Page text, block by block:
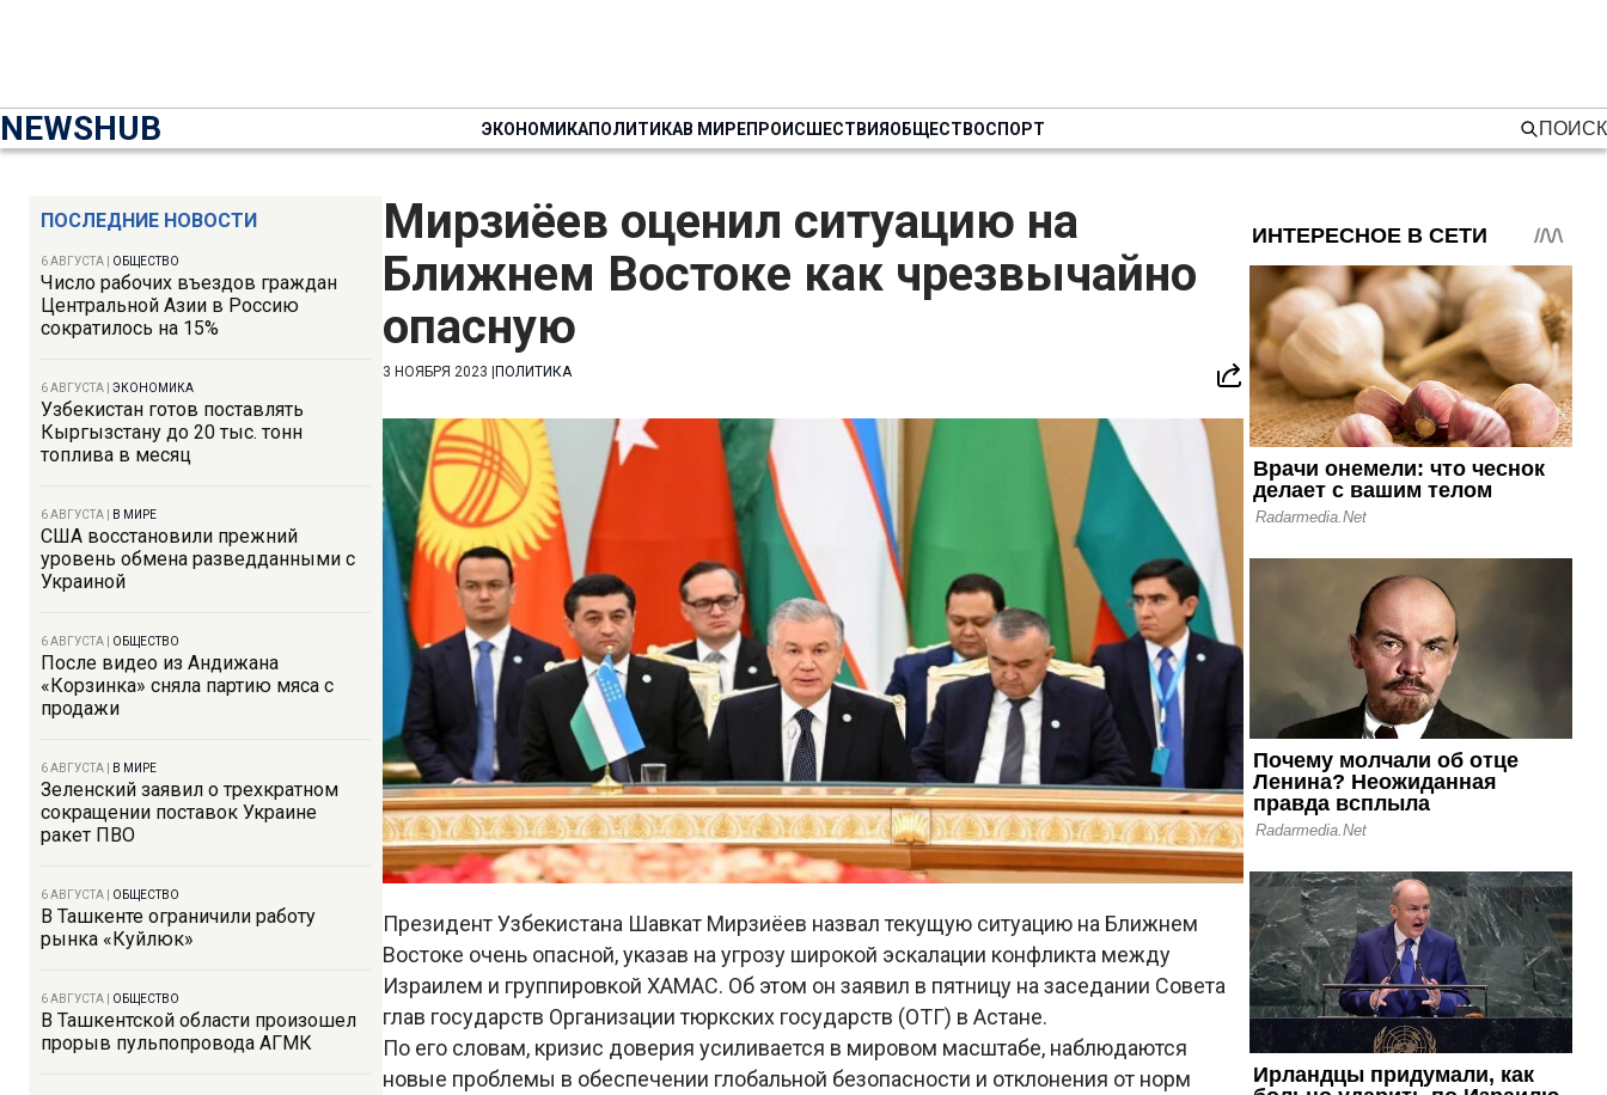
NEWSHUB ЭКОНОМИКАПОЛИТИКАВ МИРЕПРОИСШЕСТВИЯОБЩЕСТВОСПОРТ ПОИСК
ПОСЛЕДНИЕ НОВОСТИ
6 АВГУСТА ОБЩЕСТВО
Число рабочих въездов граждан
Центральной Азии в Россию
сократилось на 15%
6 АВГУСТА ЭКОНОМИКА
Узбекистан готов поставлять
Кыргызстану до 20 тыс. тонн
топлива в месяц
6 АВГУСТА В МИРЕ
США восстановили прежний
уровень обмена разведданными с
Украиной
6 АВГУСТА ОБЩЕСТВО
После видео из Андижана
«Корзинка» сняла партию мяса с
продажи
6 АВГУСТА В МИРЕ
Зеленский заявил о трехкратном
сокращении поставок Украине
ракет ПВО
6 АВГУСТА ОБЩЕСТВО
В Ташкенте ограничили работу
рынка «Куйлюк»
6 АВГУСТА ОБЩЕСТВО
В Ташкентской области произошел
прорыв пульпопровода АГМК
Мирзиёев оценил ситуацию на
Ближнем Востоке как чрезвычайно
опасную
3 НОЯБРЯ 2023 ПОЛИТИКА
Президент Узбекистана Шавкат Мирзиёев назвал текущую ситуацию на Ближнем
Востоке очень опасной, указав на угрозу широкой эскалации конфликта между
Израилем и группировкой ХАМАС. Об этом он заявил в пятницу на заседании Совета
глав государств Организации тюркских государств (ОТГ) в Астане.
По его словам, кризис доверия усиливается в мировом масштабе, наблюдаются
новые проблемы в обеспечении глобальной безопасности и отклонения от норм